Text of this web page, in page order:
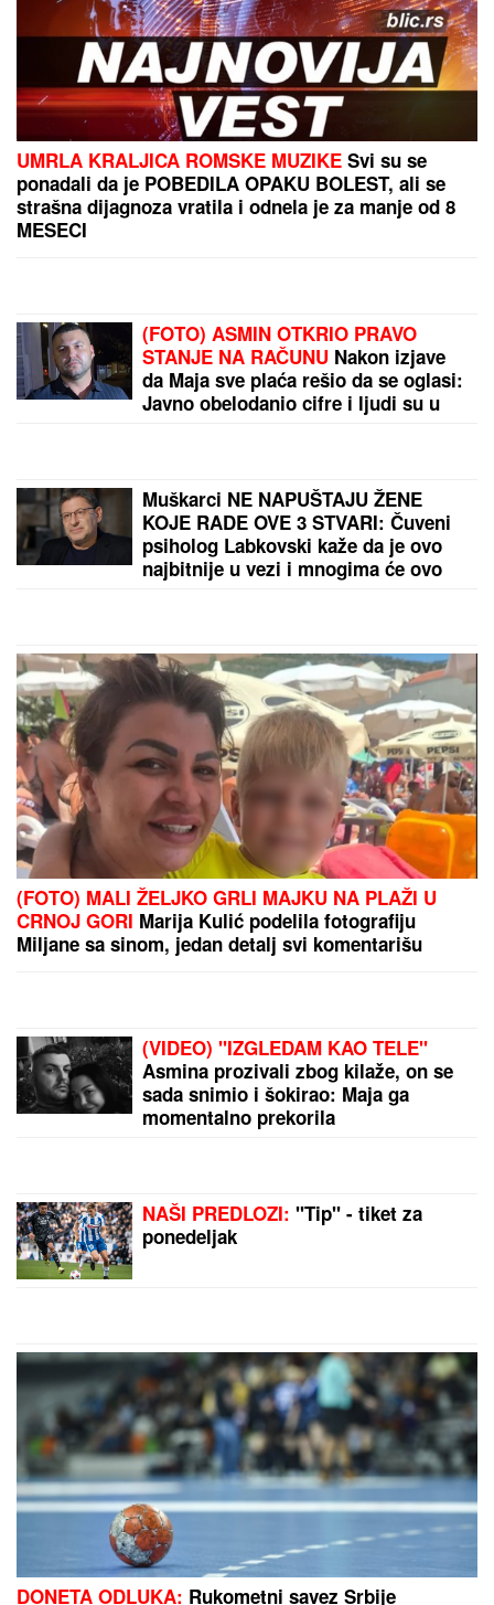
UMRLA KRALJICA ROMSKE MUZIKE Svi su se
ponadali da je POBEDILA OPAKU BOLEST, ali se
strašna dijagnoza vratila i odnela je za manje od 8
MESECI
(FOTO) ASMIN OTKRIO PRAVO
STANJE NA RAČUNU Nakon izjave
da Maja sve plaća rešio da se oglasi:
Javno obelodanio cifre i ljudi su u
Muškarci NE NAPUŠTAJU ŽENE
KOJE RADE OVE 3 STVARI: Čuveni
psiholog Labkovski kaže da je ovo
najbitnije u vezi i mnogima će ovo
(FOTO) MALI ŽELJKO GRLI MAJKU NA PLAŽI U
CRNOJ GORI Marija Kulić podelila fotografiju
Miljane sa sinom, jedan detalj svi komentarišu
(VIDEO) "IZGLEDAM KAO TELE"
Asmina prozivali zbog kilaže, on se
sada snimio i šokirao: Maja ga
momentalno prekorila
NAŠI PREDLOZI: "Tip" - tiket za
ponedeljak
DONETA ODLUKA: Rukometni savez Srbije